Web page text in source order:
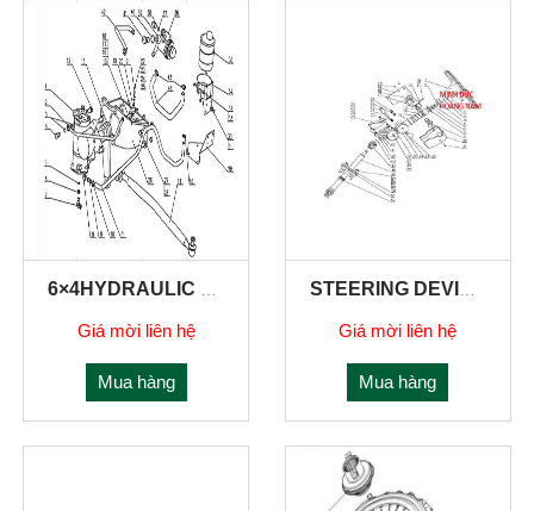
Giá mời liên hệ
Mua hàng
Giá mời liên hệ
Mua hàng